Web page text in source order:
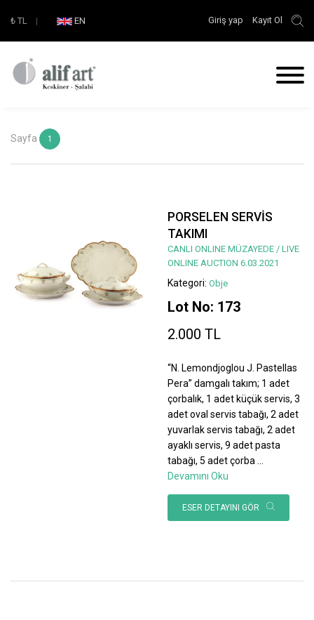
₺ TL | EN Giriş yap Kayıt Ol
Sayfa 1
PORSELEN SERVİS
TAKIMI
CANLI ONLINE MÜZAYEDE / LIVE
ONLINE AUCTION 6.03.2021
Kategori: Obje
Lot No: 173
2.000 TL
“N. Lemondjoglou J. Pastellas
Pera” damgalı takım; 1 adet
çorbalık, 1 adet küçük servis, 3
adet oval servis tabağı, 2 adet
yuvarlak servis tabağı, 2 adet
ayaklı servis, 9 adet pasta
tabağı, 5 adet çorba...
Devamını Oku
ESER DETAYINI GÖR